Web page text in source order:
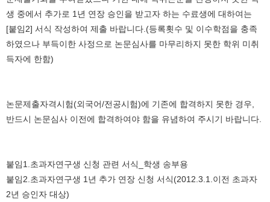
생 중에서 추가로 1년 연장 승인을 받고자 하는 수료생에 대하여는
[붙임2] 서식 작성하여 제출 바랍니다.(등록횟수 및 이수학점을 충족
하였으나 부득이한 사정으로 논문심사를 마무리하지 못한 학위 미취
득자에 한함)
논문제출자격시험(외국어/전공시험)에 기존에 합격하지 못한 경우,
반드시 논문심사 이전에 합격하여야 함을 유념하여 주시기 바랍니다.
붙임1.초과자연구생 신청 관련 서식_학생 송부용
붙임2.초과자연구생 1년 추가 연장 신청 서식(2012.3.1.이전 초과자
2년 승인자 대상)